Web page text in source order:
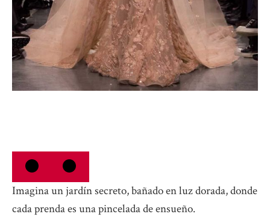
Imagina un jardín secreto, bañado en luz dorada, donde
cada prenda es una pincelada de ensueño.